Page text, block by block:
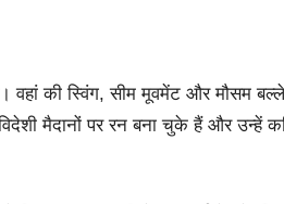
वहां की स्विंग, सीम मूवमेंट और मौसम
मैदानों पर रन बना चुके हैं और उन्हें